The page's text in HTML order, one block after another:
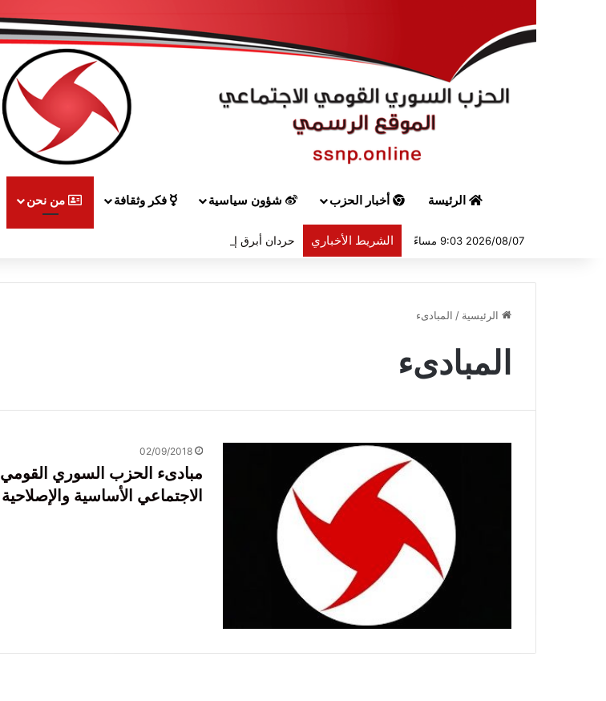
الرئيسة أخبار الحزب شؤون سياسية فكر وثقافة من نحن
2026/08/07 9:03 مساءً الشريط الأخباري حردان أبرق إلى هيكل مهنئاً بمناسبة عيد الجيش
الرئيسية / المبادىء
المبادىء
02/09/2018
مبادىء الحزب السوري القومي
الاجتماعي الأساسية والإصلاحية